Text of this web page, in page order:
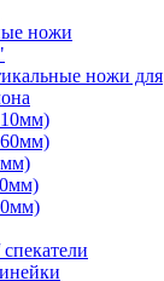
ножи
ножи для